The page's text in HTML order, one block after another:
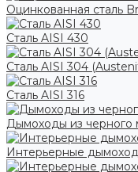
Оцинкованная сталь
Сталь AISI 430
Сталь AISI 304
Сталь AISI 316
Дымоходы из черного
Интерьерные